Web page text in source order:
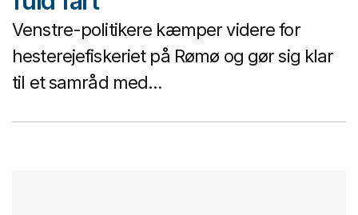
Venstre-politikere kæmper videre for
hesterejefiskeriet på Rømø og gør sig klar
til et samråd med...